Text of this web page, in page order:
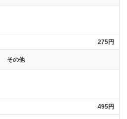
275円
その他
495円